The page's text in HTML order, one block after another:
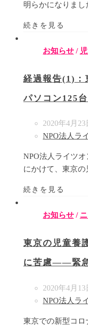
明らかになりまし
続きを見る
お知らせ /
経過報告(1)：
パソコン125
2020年4月23
NPO法人ラ
NPO法人ライツオ
にかけて、東京
続きを見る
お知らせ /
東京の児童養
に苦慮――緊
2020年4月13
NPO法人ラ
東京での新型コ